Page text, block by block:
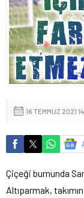
16 TEMMUZ 2021
Çiçeği burnunda
Altıparmak,